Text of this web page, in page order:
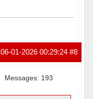
#8
06-01-2026 00:29:24
Messages: 193